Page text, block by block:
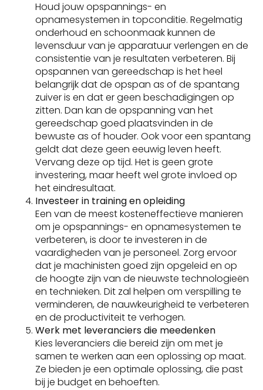
Houd jouw opspannings- en
opnamesystemen in topconditie. Regelmatig
onderhoud en schoonmaak kunnen de
levensduur van je apparatuur verlengen en de
consistentie van je resultaten verbeteren. Bij
opspannen van gereedschap is het heel
belangrijk dat de opspan as of de spantang
zuiver is en dat er geen beschadigingen op
zitten. Dan kan de opspanning van het
gereedschap goed plaatsvinden in de
bewuste as of houder. Ook voor een spantang
geldt dat deze geen eeuwig leven heeft.
Vervang deze op tijd. Het is geen grote
investering, maar heeft wel grote invloed op
het eindresultaat.
Investeer in training en opleiding
Een van de meest kosteneffectieve manieren
om je opspannings- en opnamesystemen te
verbeteren, is door te investeren in de
vaardigheden van je personeel. Zorg ervoor
dat je machinisten goed zijn opgeleid en op
de hoogte zijn van de nieuwste technologieën
en technieken. Dit zal helpen om verspilling te
verminderen, de nauwkeurigheid te verbeteren
en de productiviteit te verhogen.
Werk met leveranciers die meedenken
Kies leveranciers die bereid zijn om met je
samen te werken aan een oplossing op maat.
Ze bieden je een optimale oplossing, die past
bij je budget en behoeften.